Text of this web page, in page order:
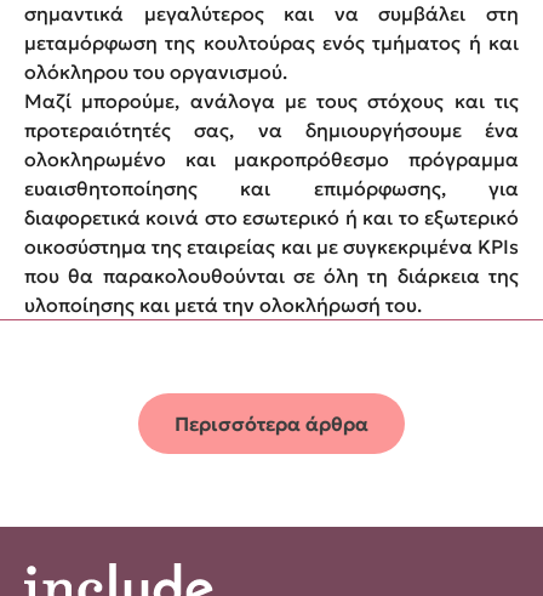
σημαντικά μεγαλύτερος και να συμβάλει στη
μεταμόρφωση της κουλτούρας ενός τμήματος ή και
ολόκληρου του οργανισμού.
Μαζί μπορούμε, ανάλογα με τους στόχους και τις
προτεραιότητές σας, να δημιουργήσουμε ένα
ολοκληρωμένο και μακροπρόθεσμο πρόγραμμα
ευαισθητοποίησης και επιμόρφωσης, για
διαφορετικά κοινά στο εσωτερικό ή και το εξωτερικό
οικοσύστημα της εταιρείας και με συγκεκριμένα KPIs
που θα παρακολουθούνται σε όλη τη διάρκεια της
υλοποίησης και μετά την ολοκλήρωσή του.
Περισσότερα άρθρα